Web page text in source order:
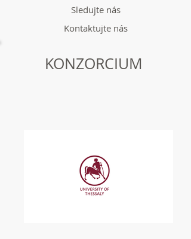
KONZORCIUM
Sledujte nás
Kontaktujte nás